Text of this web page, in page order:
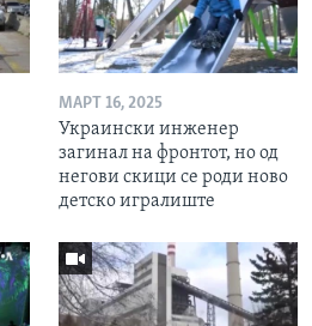
МАРТ 16, 2025
Украински инженер
загинал на фронтот, но од
негови скици се роди ново
детско игралиште